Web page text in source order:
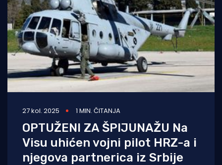
27 kol. 2025 1 MIN. ČITANJA
OPTUŽENI ZA ŠPIJUNAŽU Na
Visu uhićen vojni pilot HRZ-a i
njegova partnerica iz Srbije